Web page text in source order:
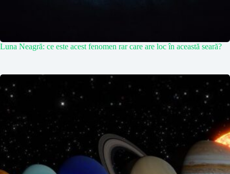
Luna Neagră: ce este acest fenomen rar care are loc în această seară?